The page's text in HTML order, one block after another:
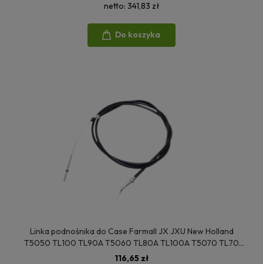
netto: 341,83 zł
Do koszyka
Linka podnośnika do Case Farmall JX JXU New Holland
T5050 TL100 TL90A T5060 TL80A TL100A T5070 TL70
TL80 TL90 T5040 47123891
116,65 zł